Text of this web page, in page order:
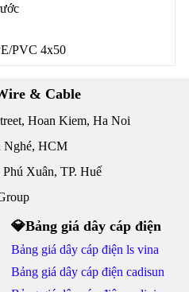
PVC 4x50
& Cable
Hoan Kiem, Ha Noi
Nghé, HCM
Xuân, TP. Huế
💎Bảng giá dây cáp điện
Bảng giá dây cáp điện ls vina
Bảng giá dây cáp điện cadisun